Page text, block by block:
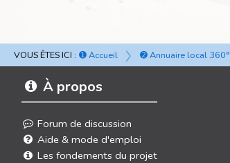
VOUS ÊTES ICI : ➊ Accueil ➋ Annuaire local 360°
À propos
Forum de discussion
Aide & mode d'emploi
Les fondements du projet